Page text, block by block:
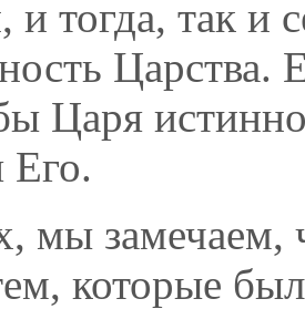
и тогда, так и
Царя
Его.
мы замечаем,
которые